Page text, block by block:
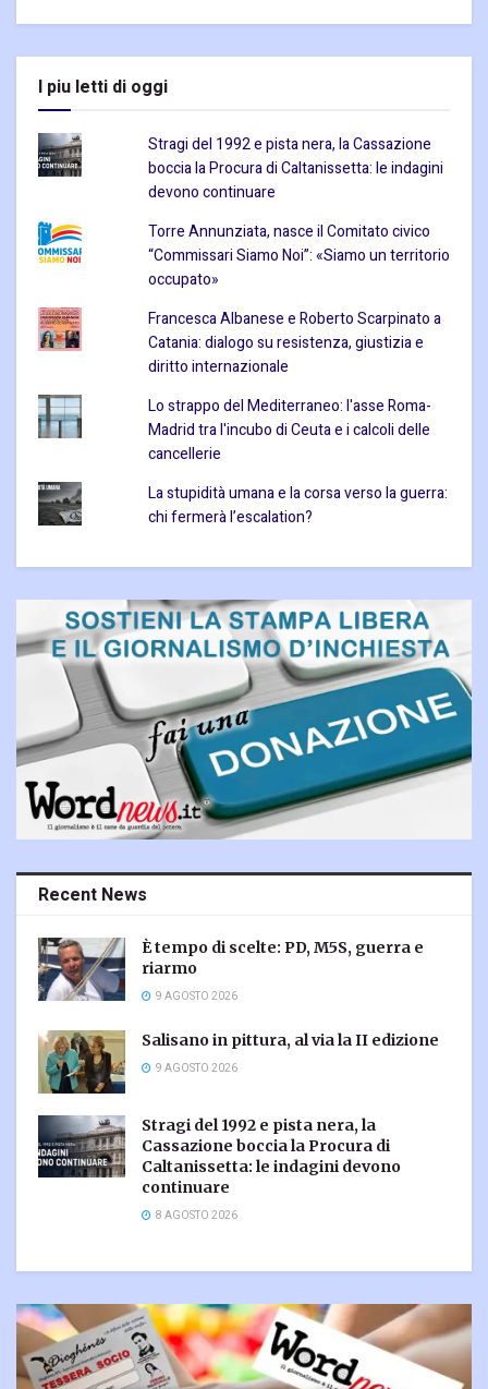
I piu letti di oggi
Stragi del 1992 e pista nera, la Cassazione
boccia la Procura di Caltanissetta: le indagini
devono continuare
Torre Annunziata, nasce il Comitato civico
“Commissari Siamo Noi”: «Siamo un territorio
occupato»
Francesca Albanese e Roberto Scarpinato a
Catania: dialogo su resistenza, giustizia e
diritto internazionale
Lo strappo del Mediterraneo: l'asse Roma-
Madrid tra l'incubo di Ceuta e i calcoli delle
cancellerie
La stupidità umana e la corsa verso la guerra:
chi fermerà l’escalation?
Recent News
È tempo di scelte: PD, M5S, guerra e
riarmo
9 AGOSTO 2026
Salisano in pittura, al via la II edizione
9 AGOSTO 2026
Stragi del 1992 e pista nera, la
Cassazione boccia la Procura di
Caltanissetta: le indagini devono
continuare
8 AGOSTO 2026